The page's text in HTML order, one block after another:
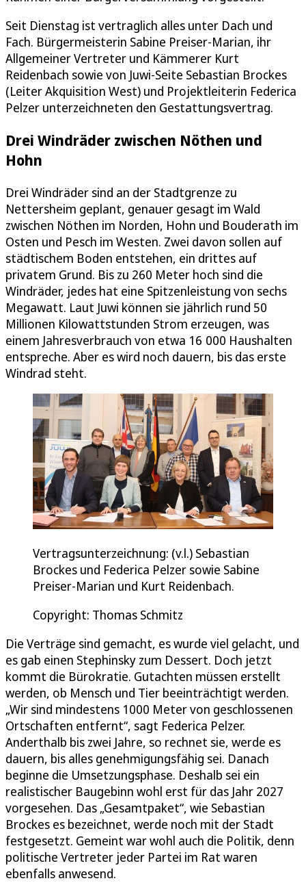
Seit Dienstag ist vertraglich alles unter Dach und
Fach. Bürgermeisterin Sabine Preiser-Marian, ihr
Allgemeiner Vertreter und Kämmerer Kurt
Reidenbach sowie von Juwi-Seite Sebastian Brockes
(Leiter Akquisition West) und Projektleiterin Federica
Pelzer unterzeichneten den Gestattungsvertrag.
Drei Windräder zwischen Nöthen und
Hohn
Drei Windräder sind an der Stadtgrenze zu
Nettersheim geplant, genauer gesagt im Wald
zwischen Nöthen im Norden, Hohn und Bouderath im
Osten und Pesch im Westen. Zwei davon sollen auf
städtischem Boden entstehen, ein drittes auf
privatem Grund. Bis zu 260 Meter hoch sind die
Windräder, jedes hat eine Spitzenleistung von sechs
Megawatt. Laut Juwi können sie jährlich rund 50
Millionen Kilowattstunden Strom erzeugen, was
einem Jahresverbrauch von etwa 16 000 Haushalten
entspreche. Aber es wird noch dauern, bis das erste
Windrad steht.
Vertragsunterzeichnung: (v.l.) Sebastian
Brockes und Federica Pelzer sowie Sabine
Preiser-Marian und Kurt Reidenbach.
Copyright: Thomas Schmitz
Die Verträge sind gemacht, es wurde viel gelacht, und
es gab einen Stephinsky zum Dessert. Doch jetzt
kommt die Bürokratie. Gutachten müssen erstellt
werden, ob Mensch und Tier beeinträchtigt werden.
„Wir sind mindestens 1000 Meter von geschlossenen
Ortschaften entfernt“, sagt Federica Pelzer.
Anderthalb bis zwei Jahre, so rechnet sie, werde es
dauern, bis alles genehmigungsfähig sei. Danach
beginne die Umsetzungsphase. Deshalb sei ein
realistischer Baugebinn wohl erst für das Jahr 2027
vorgesehen. Das „Gesamtpaket“, wie Sebastian
Brockes es bezeichnet, werde noch mit der Stadt
festgesetzt. Gemeint war wohl auch die Politik, denn
politische Vertreter jeder Partei im Rat waren
ebenfalls anwesend.